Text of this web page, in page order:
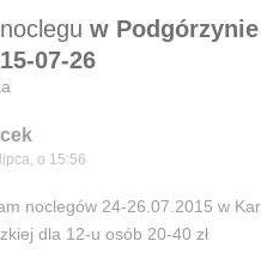
w Podgórzynie
07-26
o 15:56
noclegów 24-26.07.2015 w
dla 12-u osób 20-40 zł